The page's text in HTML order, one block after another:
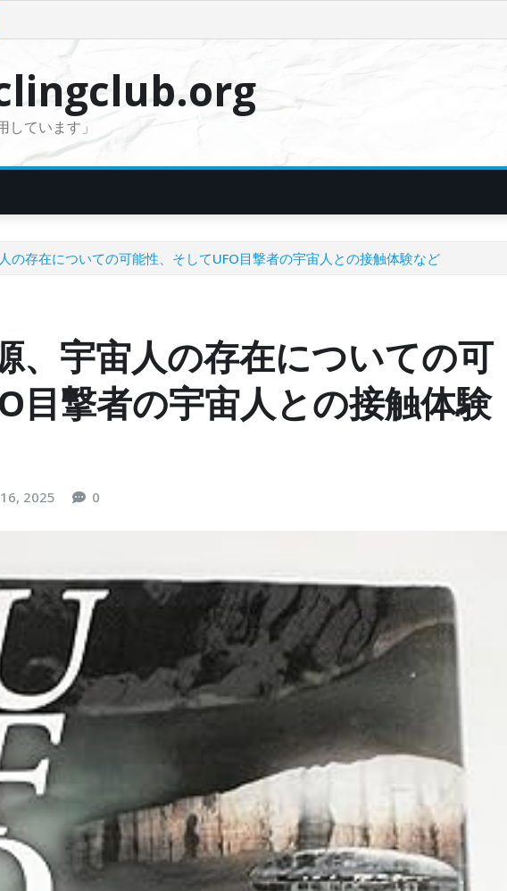
ています」
の存在についての可能性、そしてUFO目撃者の宇宙人との接触体験など
、宇宙人の存在についての可
目撃者の宇宙人との接触体験
2025 0